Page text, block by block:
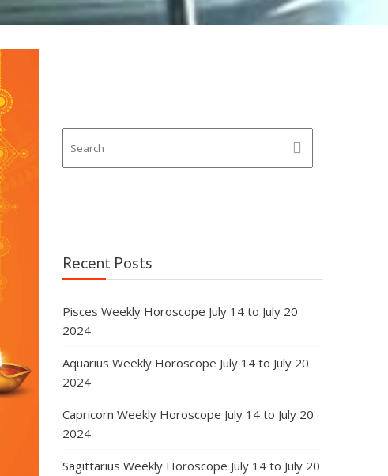
Recent Posts
Pisces Weekly Horoscope July 14 to July 20
2024
Aquarius Weekly Horoscope July 14 to July 20
2024
Capricorn Weekly Horoscope July 14 to July 20
2024
Sagittarius Weekly Horoscope July 14 to July 20